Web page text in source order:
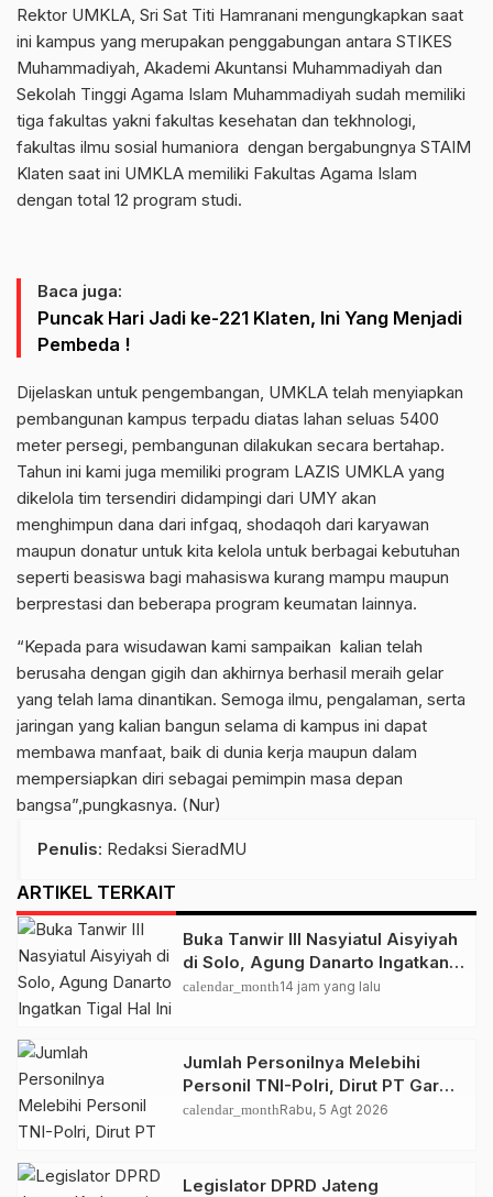
Rektor UMKLA, Sri Sat Titi Hamranani mengungkapkan saat
ini kampus yang merupakan penggabungan antara STIKES
Muhammadiyah, Akademi Akuntansi Muhammadiyah dan
Sekolah Tinggi Agama Islam Muhammadiyah sudah memiliki
tiga fakultas yakni fakultas kesehatan dan tekhnologi,
fakultas ilmu sosial humaniora dengan bergabungnya STAIM
Klaten saat ini UMKLA memiliki Fakultas Agama Islam
dengan total 12 program studi.
Baca juga:
Puncak Hari Jadi ke-221 Klaten, Ini Yang Menjadi
Pembeda !
Dijelaskan untuk pengembangan, UMKLA telah menyiapkan
pembangunan kampus terpadu diatas lahan seluas 5400
meter persegi, pembangunan dilakukan secara bertahap.
Tahun ini kami juga memiliki program LAZIS UMKLA yang
dikelola tim tersendiri didampingi dari UMY akan
menghimpun dana dari infgaq, shodaqoh dari karyawan
maupun donatur untuk kita kelola untuk berbagai kebutuhan
seperti beasiswa bagi mahasiswa kurang mampu maupun
berprestasi dan beberapa program keumatan lainnya.
“Kepada para wisudawan kami sampaikan kalian telah
berusaha dengan gigih dan akhirnya berhasil meraih gelar
yang telah lama dinantikan. Semoga ilmu, pengalaman, serta
jaringan yang kalian bangun selama di kampus ini dapat
membawa manfaat, baik di dunia kerja maupun dalam
mempersiapkan diri sebagai pemimpin masa depan
bangsa”,pungkasnya. (Nur)
Penulis: Redaksi SieradMU
ARTIKEL TERKAIT
Buka Tanwir III Nasyiatul Aisyiyah
di Solo, Agung Danarto Ingatkan
Tigal Hal Ini Untuk Para Kader NA
calendar_month14 jam yang lalu
Jumlah Personilnya Melebihi
Personil TNI-Polri, Dirut PT Garda
Total Security Klaten Tegaskan
calendar_monthRabu, 5 Agt 2026
Legislator DPRD Jateng